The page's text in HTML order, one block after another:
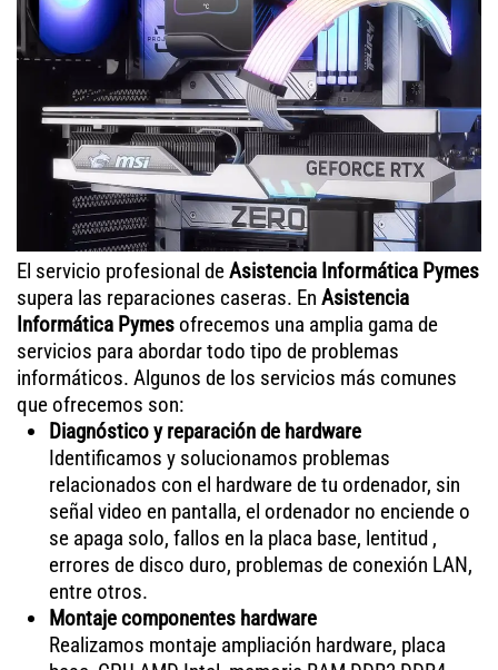
El servicio profesional deAsistencia Informática Pymes
supera las reparaciones caseras. En Asistencia
Informática Pymesofrecemos una amplia gama de
servicios para abordar todo tipo de problemas
informáticos. Algunos de los servicios más comunes
que ofrecemos son:
Diagnóstico y reparación de hardware
Identificamos y solucionamos problemas
relacionados con el hardware de tu ordenador, sin
señal video en pantalla, el ordenador no enciende o
se apaga solo, fallos en la placa base, lentitud ,
errores de disco duro, problemas de conexión LAN,
entre otros.
Montaje componentes hardware
Realizamos montaje ampliación hardware, placa